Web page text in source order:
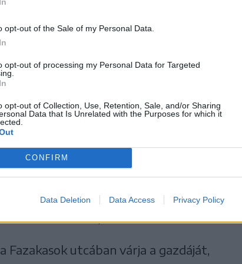
opt-out of the Sale of my Personal Data.
opt-out of processing my Personal Data for Targeted
opt-out of Collection, Use, Retention, Sale, and/or Sharing
Data that Is Unrelated with the Purposes for which it
CONFIRM
Data Deletion Data Access Privacy Policy
nem olcsó mulatság: a kiróható bírság
300 lej az elszállítási díj, a jármű
lejt, minden további napra pedig 50
nem tesz eleget a városháza kérésének. Az
már lépni fognak az autók gazdái és nem
elvontassák.
vonatkozik, amely a Virág negyedben a 11-
már hosszú ideje rendszám nélkül,
Fazakasok utcában várja a gazdáját,